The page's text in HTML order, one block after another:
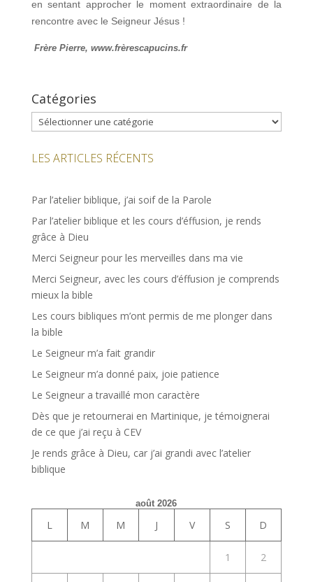
en sentant approcher le moment extraordinaire de la
rencontre avec le Seigneur Jésus !
Frère Pierre, www.frèrescapucins.fr
Catégories
Catégories
LES ARTICLES RÉCENTS
Par l’atelier biblique, j’ai soif de la Parole
Par l’atelier biblique et les cours d’éffusion, je rends
grâce à Dieu
Merci Seigneur pour les merveilles dans ma vie
Merci Seigneur, avec les cours d’éffusion je comprends
mieux la bible
Les cours bibliques m’ont permis de me plonger dans
la bible
Le Seigneur m’a fait grandir
Le Seigneur m’a donné paix, joie patience
Le Seigneur a travaillé mon caractère
Dès que je retournerai en Martinique, je témoignerai
de ce que j’ai reçu à CEV
Je rends grâce à Dieu, car j’ai grandi avec l’atelier
biblique
août 2026
L M M J V S D
1 2